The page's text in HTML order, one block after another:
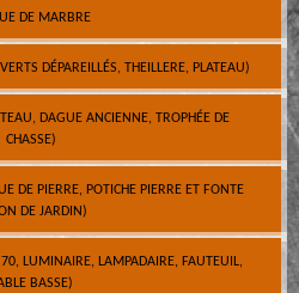
DE MARBRE
DÉPAREILLÉS, THEILLERE, PLATEAU)
DAGUE ANCIENNE, TROPHÉE DE
CHASSE)
DE PIERRE, POTICHE PIERRE ET FONTE
DE JARDIN)
LUMINAIRE, LAMPADAIRE, FAUTEUIL,
BASSE)